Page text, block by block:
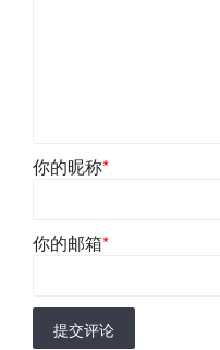
你的昵称*
你的邮箱*
提交评论